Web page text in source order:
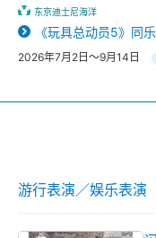
东京迪士尼海洋
《玩具总动员5》同
2026年7月2日～9月14日
游行表演／娱乐表演